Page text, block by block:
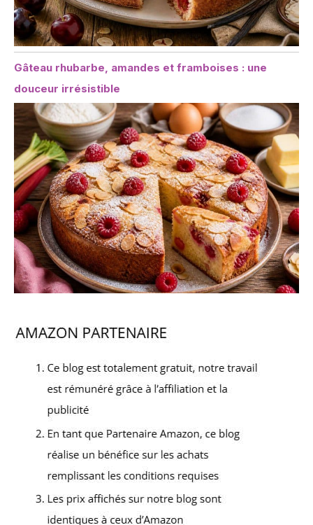
Gâteau rhubarbe, amandes et framboises : une
douceur irrésistible